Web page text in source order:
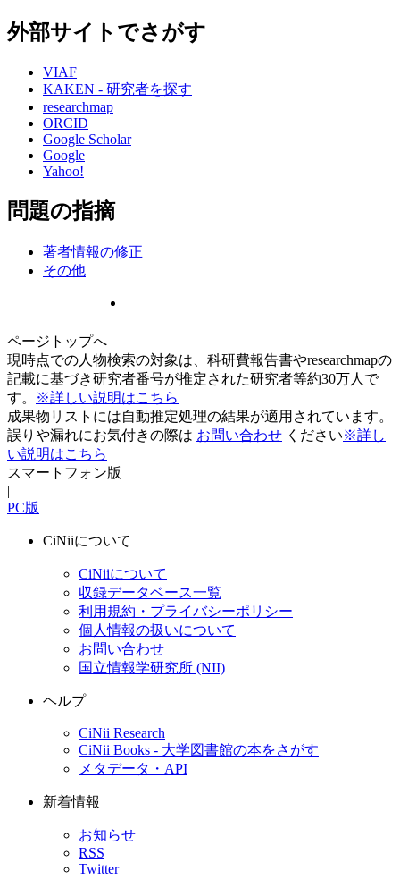
外部サイトでさがす
VIAF
KAKEN - 研究者を探す
researchmap
ORCID
Google Scholar
Google
Yahoo!
問題の指摘
著者情報の修正
その他
ページトップへ
現時点での人物検索の対象は、科研費報告書やresearchmapの
記載に基づき研究者番号が推定された研究者等約30万人で
す。
※詳しい説明はこちら
成果物リストには自動推定処理の結果が適用されています。
誤りや漏れにお気付きの際は お問い合わせ ください※詳し
い説明はこちら
スマートフォン版
|
PC版
CiNiiについて
CiNiiについて
収録データベース一覧
利用規約・プライバシーポリシー
個人情報の扱いについて
お問い合わせ
国立情報学研究所 (NII)
ヘルプ
CiNii Research
CiNii Books - 大学図書館の本をさがす
メタデータ・API
新着情報
お知らせ
RSS
Twitter